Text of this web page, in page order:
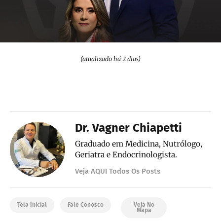
(atualizado há 2 dias)
Dr. Vagner Chiapetti
Graduado em Medicina, Nutrólogo,
Geriatra e Endocrinologista.
Veja AQUI Todos Os Posts
Tela Inicial Fale Conosco Veja No
Mapa